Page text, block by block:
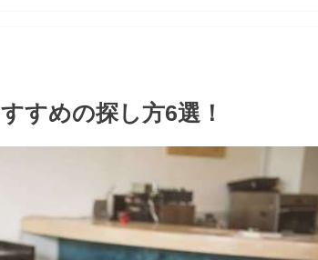
すめの探し方6選！